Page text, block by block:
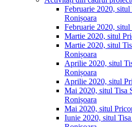
Februarie 2020,
Ronișoara
Februarie 2020,
Martie 2020, situl
Martie 2020, situl
Ronișoara
Aprilie 2020, situl
Ronișoara
Aprilie 2020, situl
Mai 2020, situl Tisa
Ronișoara
Mai 2020, situl
Iunie 2020, situl